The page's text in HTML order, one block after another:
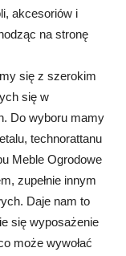
akcesoriów i
na stronę
się z szerokim
się w
Do wyboru mamy
technorattanu
Meble Ogrodowe
zupełnie innym
Daje nam to
się wyposażenie
może wywołać